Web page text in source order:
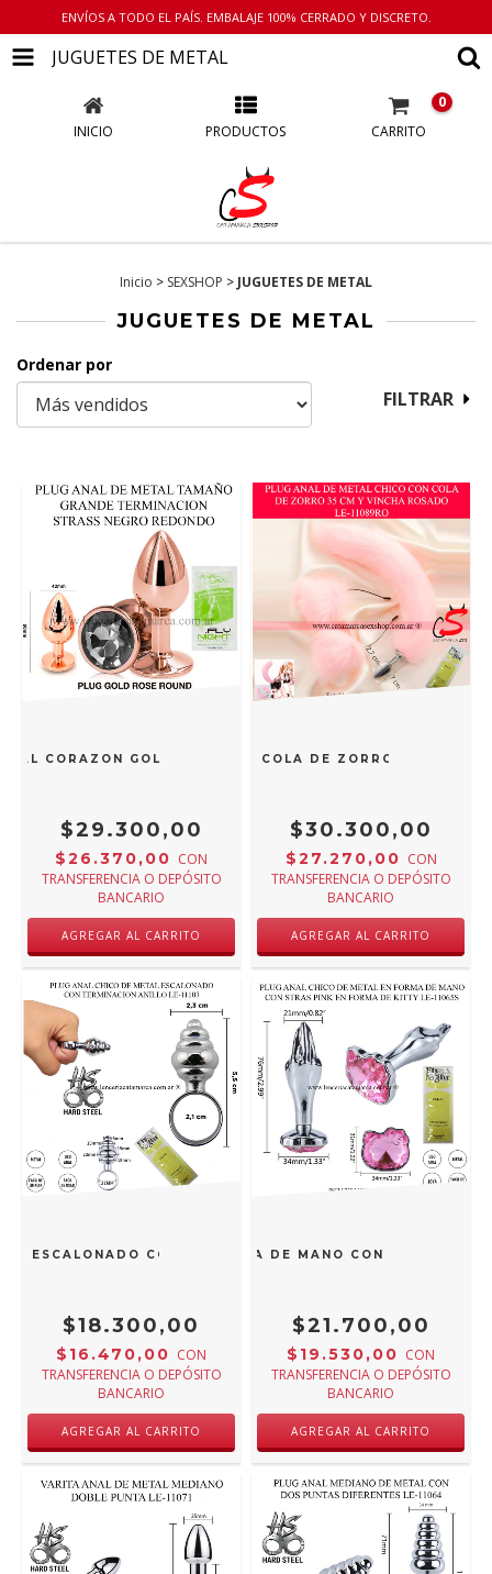
ENVÍOS A TODO EL PAÍS. EMBALAJE 100% CERRADO Y DISCRETO.
JUGUETES DE METAL
INICIO PRODUCTOS CARRITO
0
Inicio > SEXSHOP > JUGUETES DE METAL
JUGUETES DE METAL
Ordenar por
FILTRAR
CORAZON GOLD ROSE ROUND M001-2-L BLACK
$29.300,00
$26.370,00 CON
TRANSFERENCIA O DEPÓSITO
BANCARIO
ANAL DE METAL CHICO CON COLA DE ZORRO 35 CM Y
$30.300,00
$27.270,00 CON
TRANSFERENCIA O DEPÓSITO
BANCARIO
ESCALONADO CON TERMINACION ANILLO LE-11103
$18.300,00
$16.470,00 CON
TRANSFERENCIA O DEPÓSITO
BANCARIO
CHICO DE METAL EN FORMA DE MANO CON STRAS
$21.700,00
$19.530,00 CON
TRANSFERENCIA O DEPÓSITO
BANCARIO